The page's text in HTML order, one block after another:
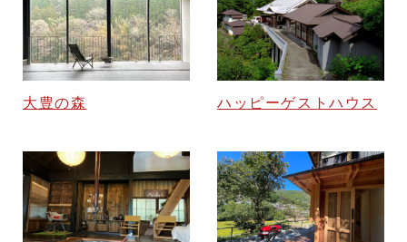
大豊の森 ハッピーゲストハウス